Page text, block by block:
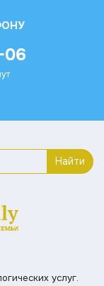
06
Найти
услуг.